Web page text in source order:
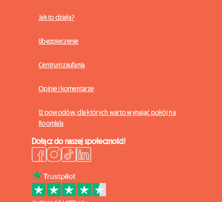
Jak to działa?
Ubezpieczenie
Centrum zaufania
Opinie i komentarze
12 powodów, dla których warto wynająć pokój na
Roomlala
Dołącz do naszej społeczności!